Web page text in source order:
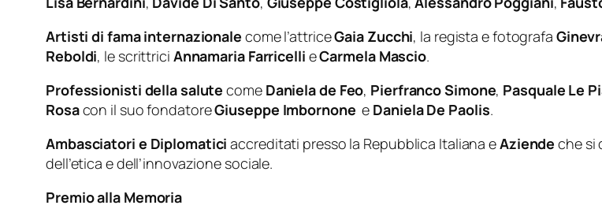
Artisti di fama internazionale come l’attriceGaia Zucchi, la regista e fotografa
Reboldi, le scrittrici Annamaria Farricelli eCarmela Mascio.
Professionisti della salute come Daniela de Feo, Pierfranco Simone, Pasquale Le
Rosacon il suo fondatoreGiuseppe Imbornonee Daniela De Paolis.
Ambasciatori e Diplomatici accreditati presso la Repubblica Italiana eAziende che si
dell’etica e dell’innovazione sociale.
Premio alla Memoria